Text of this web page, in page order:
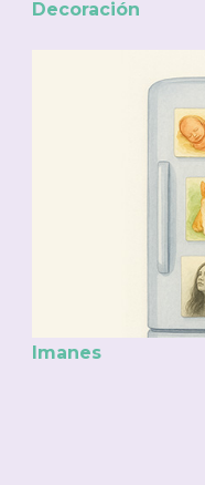
Decoración
Imanes